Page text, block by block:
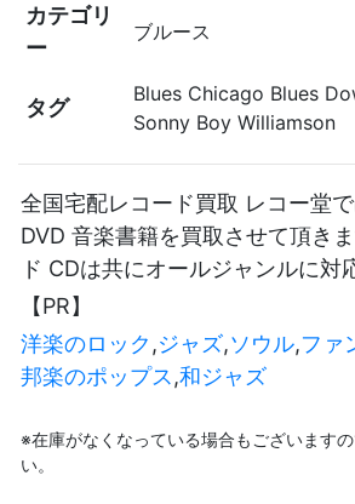
カテゴリ
ー
ブルース
タグ
Blues Chicago Blues
Sonny Boy Williamson
全国宅配レコード買取 レコー堂
DVD 音楽書籍を買取させて頂き
ド CDは共にオールジャンルに対
【PR】
洋楽のロック ,ジャズ,ソウル,ファ
邦楽のポップス ,和ジャズ
※在庫がなくなっている場合もございます
い。